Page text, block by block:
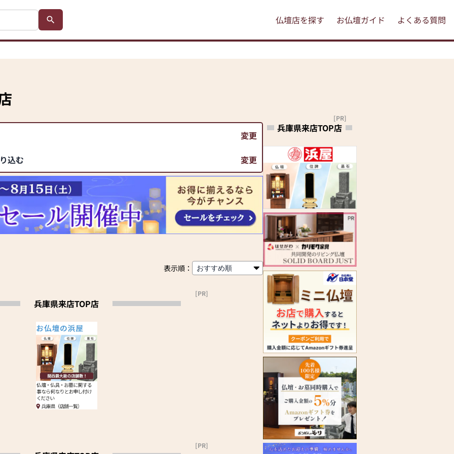
仏壇店を探す お仏壇ガイド よくある質問
変更
込む 変更
表示順：
兵庫県来店TOP店
[PR]
[PR]
兵庫県来店TOP店
[PR]